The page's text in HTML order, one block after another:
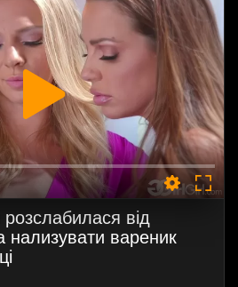
від
нализувати вареник